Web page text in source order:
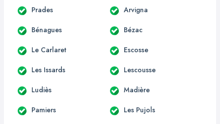
Prades Arvigna
Bénagues Bézac
Le Carlaret Escosse
Les Issards Lescousse
Ludiès Madière
Pamiers Les Pujols